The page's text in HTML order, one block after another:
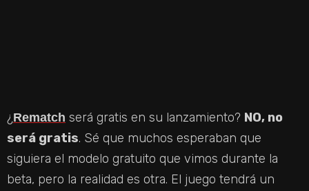
¿Rematch será gratis en su lanzamiento? NO, no
será gratis. Sé que muchos esperaban que
siguiera el modelo gratuito que vimos durante la
beta, pero la realidad es otra. El juego tendrá un